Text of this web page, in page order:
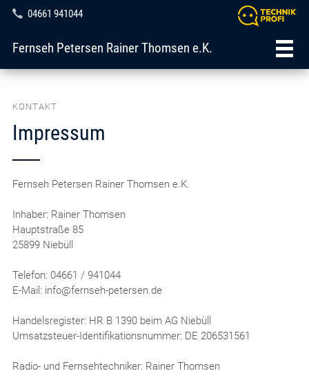
04661 941044
Fernseh Petersen Rainer Thomsen e.K.
KONTAKT
Impressum
Fernseh Petersen Rainer Thomsen e.K.
Inhaber: Rainer Thomsen
Hauptstraße 85
25899 Niebüll
Telefon: 04661 / 941044
E-Mail: info@fernseh-petersen.de
Handelsregister: HR B 1390 beim AG Niebüll
Umsatzsteuer-Identifikationsnummer: DE 206531561
Radio- und Fernsehtechniker: Rainer Thomsen